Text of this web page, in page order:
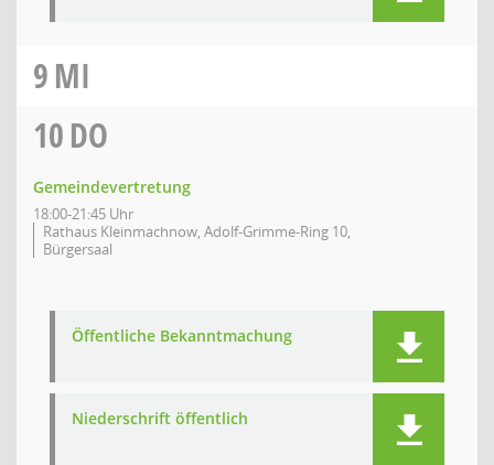
9MI
10DO
Gemeindevertretung
18:00-21:45 Uhr
Rathaus Kleinmachnow, Adolf-Grimme-Ring 10,
Bürgersaal
Öffentliche Bekanntmachung
Niederschrift öffentlich